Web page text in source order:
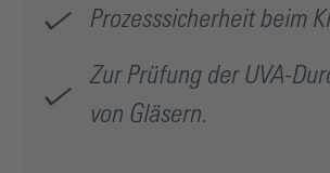
Prozesssicherheit beim
Zur Prüfung der UVA-
von Gläsern.